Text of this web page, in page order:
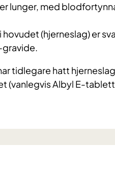
lunger, med
(hjerneslag) er
gravide.
tidlegare hatt
(vanlegvis Albyl E-